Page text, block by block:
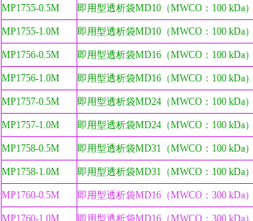
MP1755-0.5M 即用型透析袋MD10（MWCO：100 kDa）
MP1755-1.0M 即用型透析袋MD10（MWCO：100 kDa）
MP1756-0.5M 即用型透析袋MD16（MWCO：100 kDa）
MP1756-1.0M 即用型透析袋MD16（MWCO：100 kDa）
MP1757-0.5M 即用型透析袋MD24（MWCO：100 kDa）
MP1757-1.0M 即用型透析袋MD24（MWCO：100 kDa）
MP1758-0.5M 即用型透析袋MD31（MWCO：100 kDa）
MP1758-1.0M 即用型透析袋MD31（MWCO：100 kDa）
MP1760-0.5M 即用型透析袋MD16（MWCO：300 kDa）
MP1760-1.0M 即用型透析袋MD16（MWCO：300 kDa）